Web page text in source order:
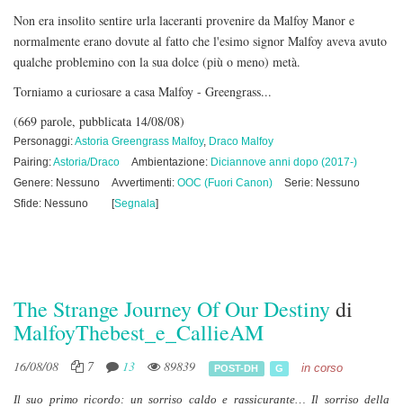
Non era insolito sentire urla laceranti provenire da Malfoy Manor e
normalmente erano dovute al fatto che l'esimo signor Malfoy aveva avuto
qualche problemino con la sua dolce (più o meno) metà.
Torniamo a curiosare a casa Malfoy - Greengrass...
(669 parole, pubblicata 14/08/08)
Personaggi:Astoria Greengrass Malfoy, Draco Malfoy
Pairing:Astoria/Draco Ambientazione: Diciannove anni dopo (2017-)
Genere: Nessuno
Avvertimenti: OOC (Fuori Canon)
Serie: Nessuno
Sfide: Nessuno
[Segnala]
The Strange Journey Of Our Destinydi
MalfoyThebest_e_CallieAM
16/08/08 7 13 89839 POST-DH G in corso
Il suo primo ricordo: un sorriso caldo e rassicurante… Il sorriso della